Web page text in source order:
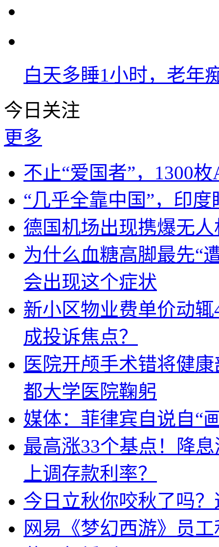
白天多睡1小时，老年
今日关注
更多
不止“爱国者”，1300
“几乎全靠中国”，印
德国机场出现携爆无
为什么血糖高脚最先“
会出现这个症状
新小区物业费单价动
成投诉焦点？
医院开颅手术错将健
都大学医院鞠躬
媒体：菲律宾自说自“
最高涨33个基点！降
上调存款利率？
今日立秋你咬秋了吗
网易《梦幻西游》员